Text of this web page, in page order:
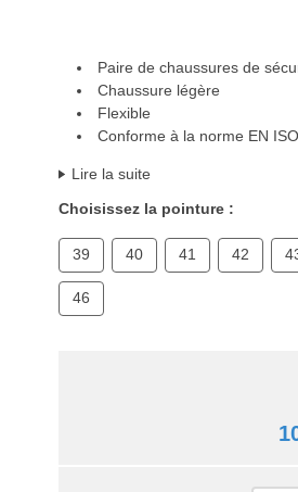
Paire de chaussures de
Chaussure légère
Flexible
Conforme à la norme EN
Lire la suite
Choisissez la pointure :
39 40 41 42
46